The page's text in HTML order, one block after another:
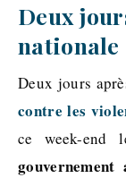
Deux
nationale
Deux jours
contre les
ce week-